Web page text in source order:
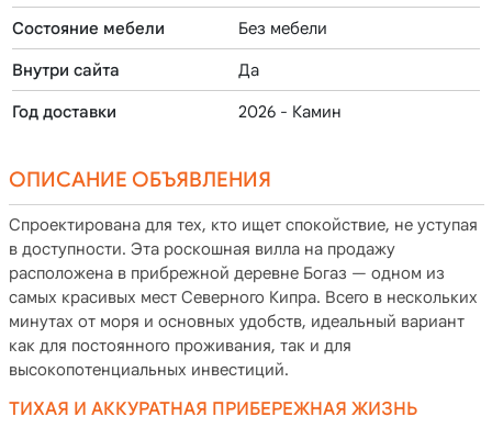
Состояние мебели Без мебели
Внутри сайта Да
Год доставки 2026 - Камин
ОПИСАНИЕ ОБЪЯВЛЕНИЯ
Спроектирована для тех, кто ищет спокойствие, не уступая
в доступности. Эта роскошная вилла на продажу
расположена в прибрежной деревне Богаз — одном из
самых красивых мест Северного Кипра. Всего в нескольких
минутах от моря и основных удобств, идеальный вариант
как для постоянного проживания, так и для
высокопотенциальных инвестиций.
ТИХАЯ И АККУРАТНАЯ ПРИБЕРЕЖНАЯ ЖИЗНЬ